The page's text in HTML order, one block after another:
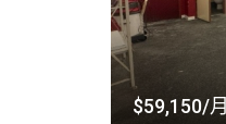
$59,150/月